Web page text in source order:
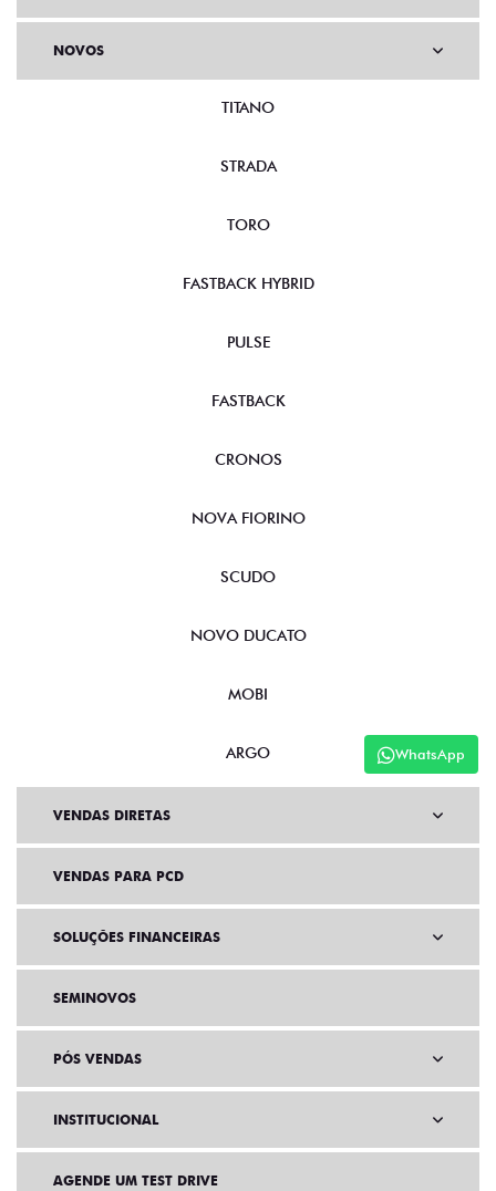
WhatsApp
NOVOS
TITANO
STRADA
TORO
FASTBACK HYBRID
PULSE
FASTBACK
CRONOS
NOVA FIORINO
SCUDO
NOVO DUCATO
MOBI
ARGO
VENDAS DIRETAS
VENDAS PARA PCD
SOLUÇÕES FINANCEIRAS
SEMINOVOS
PÓS VENDAS
INSTITUCIONAL
AGENDE UM TEST DRIVE